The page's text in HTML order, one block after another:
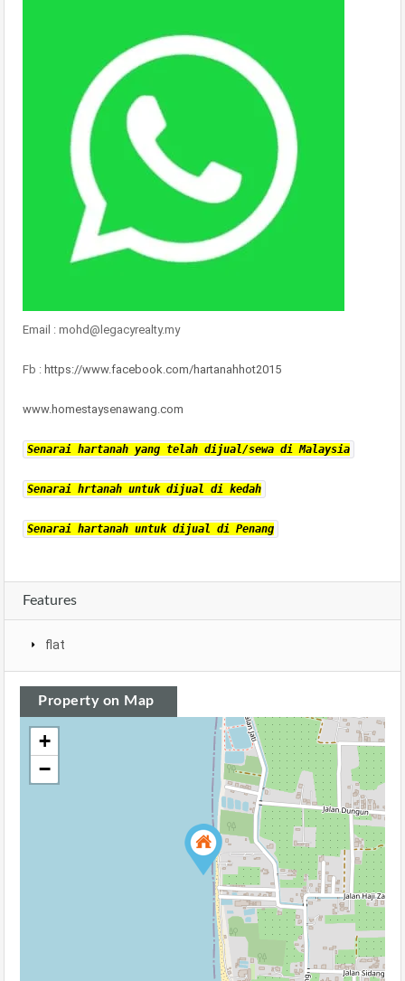
Email : mohd@legacyrealty.my
Fb : https://www.facebook.com/hartanahhot2015
www.homestaysenawang.com
Senarai hartanah yang telah dijual/sewa di Malaysia
Senarai hrtanah untuk dijual di kedah
Senarai hartanah untuk dijual di Penang
Features
flat
Property on Map
+
−